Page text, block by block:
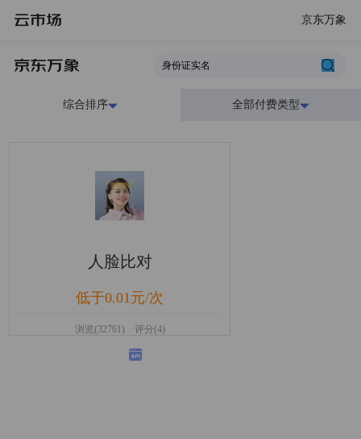
京东万象
综合排序 全部付费类型
人脸比对
低于0.01元/次
浏览(32761) 评分(4)